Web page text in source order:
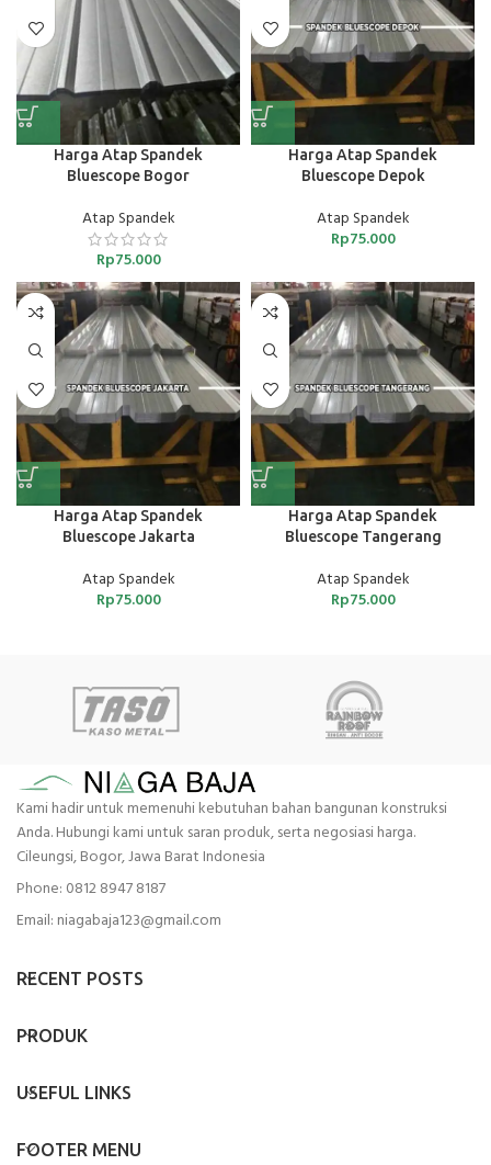
Harga Atap Spandek
Bluescope Bogor
Atap Spandek
Rp75.000
Harga Atap Spandek
Bluescope Depok
Atap Spandek
Rp75.000
Harga Atap Spandek
Bluescope Jakarta
Atap Spandek
Rp75.000
Harga Atap Spandek
Bluescope Tangerang
Atap Spandek
Rp75.000
Kami hadir untuk memenuhi kebutuhan bahan bangunan konstruksi
Anda. Hubungi kami untuk saran produk, serta negosiasi harga.
Cileungsi, Bogor, Jawa Barat Indonesia
Phone: 0812 8947 8187
Email: niagabaja123@gmail.com
RECENT POSTS
PRODUK
USEFUL LINKS
FOOTER MENU